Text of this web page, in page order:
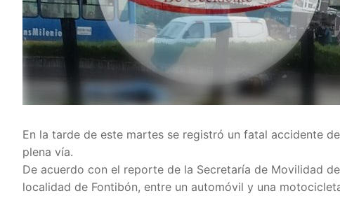
En la tarde de este martes se registró un fatal accidente
plena vía.
De acuerdo con el reporte de la Secretaría de Movilidad
localidad de Fontibón, entre un automóvil y una